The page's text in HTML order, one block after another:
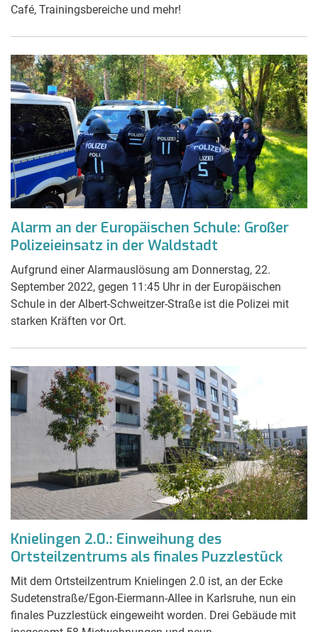
Café, Trainingsbereiche und mehr!
Alarm an der Europäischen Schule: Großer
Polizeieinsatz in der Waldstadt
Aufgrund einer Alarmauslösung am Donnerstag, 22.
September 2022, gegen 11:45 Uhr in der Europäischen
Schule in der Albert-Schweitzer-Straße ist die Polizei mit
starken Kräften vor Ort.
Knielingen 2.0.: Einweihung des
Ortsteilzentrums als finales Puzzlestück
Mit dem Ortsteilzentrum Knielingen 2.0 ist, an der Ecke
Sudetenstraße/Egon-Eiermann-Allee in Karlsruhe, nun ein
finales Puzzlestück eingeweiht worden. Drei Gebäude mit